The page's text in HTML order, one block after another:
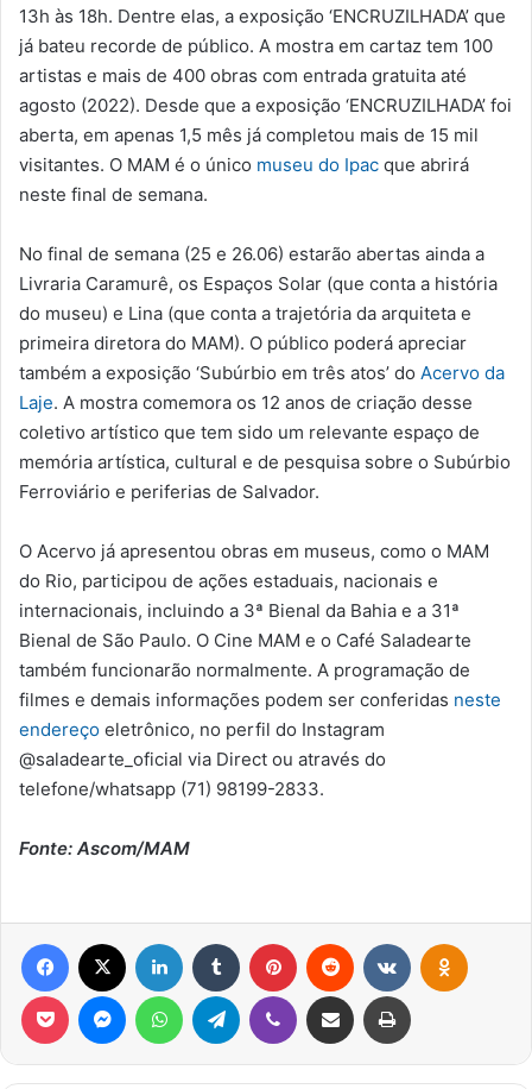
13h às 18h. Dentre elas, a exposição ‘ENCRUZILHADA’ que
já bateu recorde de público. A mostra em cartaz tem 100
artistas e mais de 400 obras com entrada gratuita até
agosto (2022). Desde que a exposição ‘ENCRUZILHADA’ foi
aberta, em apenas 1,5 mês já completou mais de 15 mil
visitantes. O MAM é o único museu do Ipac que abrirá
neste final de semana.
No final de semana (25 e 26.06) estarão abertas ainda a
Livraria Caramurê, os Espaços Solar (que conta a história
do museu) e Lina (que conta a trajetória da arquiteta e
primeira diretora do MAM). O público poderá apreciar
também a exposição ‘Subúrbio em três atos’ do Acervo da
Laje. A mostra comemora os 12 anos de criação desse
coletivo artístico que tem sido um relevante espaço de
memória artística, cultural e de pesquisa sobre o Subúrbio
Ferroviário e periferias de Salvador.
O Acervo já apresentou obras em museus, como o MAM
do Rio, participou de ações estaduais, nacionais e
internacionais, incluindo a 3ª Bienal da Bahia e a 31ª
Bienal de São Paulo. O Cine MAM e o Café Saladearte
também funcionarão normalmente. A programação de
filmes e demais informações podem ser conferidas neste
endereço eletrônico, no perfil do Instagram
@saladearte_oficial via Direct ou através do
telefone/whatsapp (71) 98199-2833.
Fonte: Ascom/MAM
Facebook Linkedin Tumblr Pinterest Reddit
Pocket MessengerWhatsAppTelegram Viber Compartilhar via e-mail Imprimir